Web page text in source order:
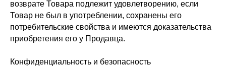
возврате Товара подлежит удовлетворению, если
Товар не был в употреблении, сохранены его
потребительские свойства и имеются доказательства
приобретения его у Продавца.
Конфиденциальность и безопасность